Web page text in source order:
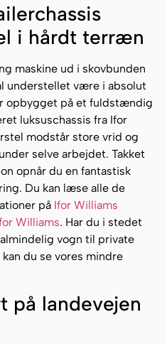
i hårdt terræn
maskine ud i skovbunden
understellet være i absolut
opbygget på et fuldstændig
luksuschassis fra Ifor
modstår store vrid og
selve arbejdet. Takket
opnår du en fantastisk
Du kan læse alle de
på Ifor Williams
Williams. Har du i stedet
vogn til private
du se vores mindre
på landevejen